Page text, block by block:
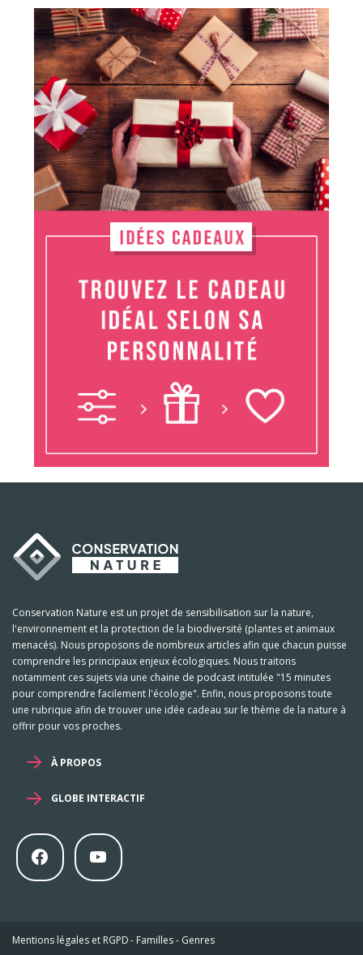
Conservation Nature est un projet de sensibilisation sur la nature,
l'environnement et la protection de la biodiversité (plantes et animaux
menacés). Nous proposons de nombreux articles afin que chacun puisse
comprendre les principaux enjeux écologiques. Nous traitons
notamment ces sujets via une chaine de podcast intitulée "15 minutes
pour comprendre facilement l'écologie". Enfin, nous proposons toute
une rubrique afin de trouver une idée cadeau sur le thème de la nature à
offrir pour vos proches.
À PROPOS
GLOBE INTERACTIF
Mentions légales et RGPD- Familles- Genres